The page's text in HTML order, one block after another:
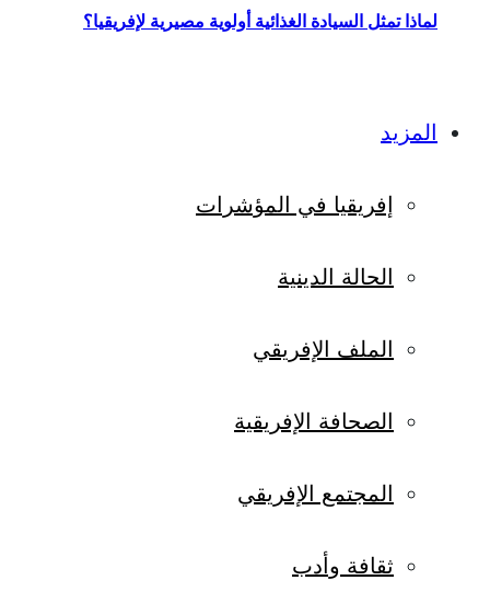
لماذا تمثل السيادة الغذائية أولوية مصيرية لإفريقيا؟
المزيد
إفريقيا في المؤشرات
الحالة الدينية
الملف الإفريقي
الصحافة الإفريقية
المجتمع الإفريقي
ثقافة وأدب